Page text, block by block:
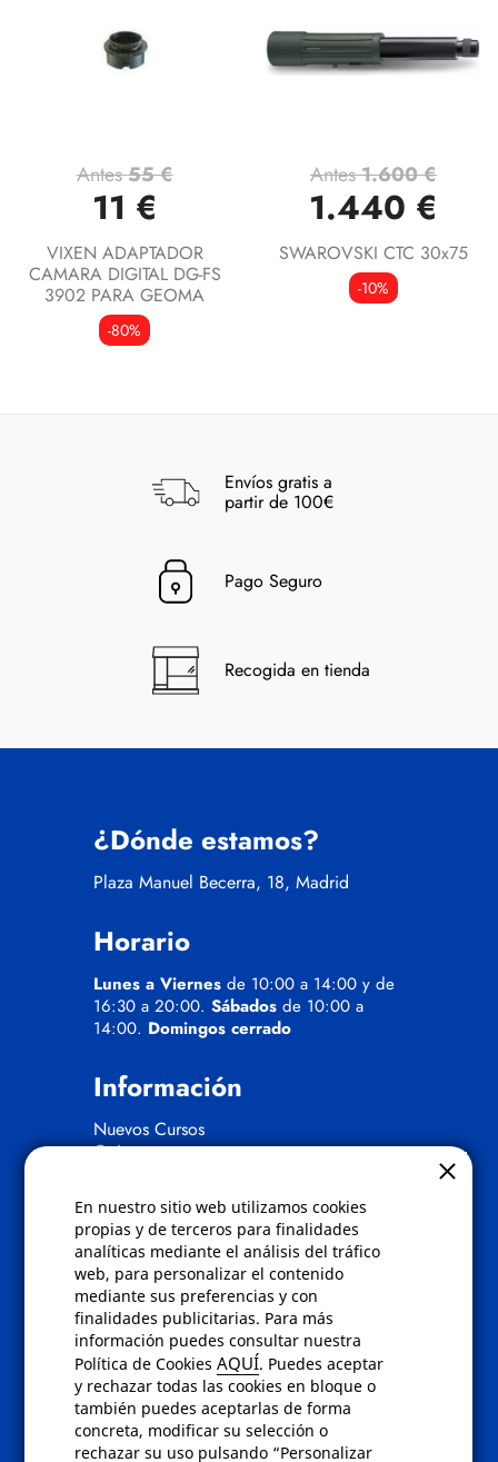
En nuestro sitio web utilizamos cookies
propias y de terceros para finalidades
analíticas mediante el análisis del tráfico
web, para personalizar el contenido
mediante sus preferencias y con
finalidades publicitarias. Para más
información puedes consultar nuestra
Política de CookiesAQUÍ. Puedes aceptar
y rechazar todas las cookies en bloque o
también puedes aceptarlas de forma
concreta, modificar su selección o
rechazar su uso pulsando “Personalizar
Antes55 €
11 €
VIXEN ADAPTADOR
CAMARA DIGITAL DG-FS
3902 PARA GEOMA
-80%
Antes1.600 €
1.440 €
SWAROVSKI CTC 30x75
-10%
Envíos gratis a
partir de 100€
Pago Seguro
Recogida en tienda
¿Dónde estamos?
Plaza Manuel Becerra, 18, Madrid
Horario
Lunes a Viernes de 10:00 a 14:00 y de
16:30 a 20:00. Sábados de 10:00 a
14:00. Domingos cerrado
Información
Nuevos Cursos
Quienes somos
Políticas
Condiciones de compra
Aviso de privacidad
Cookies
Bajas comunicados comerciales
Derecho de desistimiento
Preguntas frecuentes
Contacto